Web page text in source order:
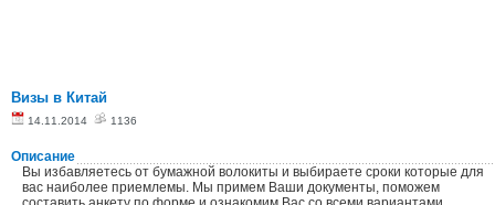
Визы в Китай
14.11.2014 1136
Описание
Вы избавляетесь от бумажной волокиты и выбираете сроки которые для
вас наиболее приемлемы. Мы примем Ваши документы, поможем